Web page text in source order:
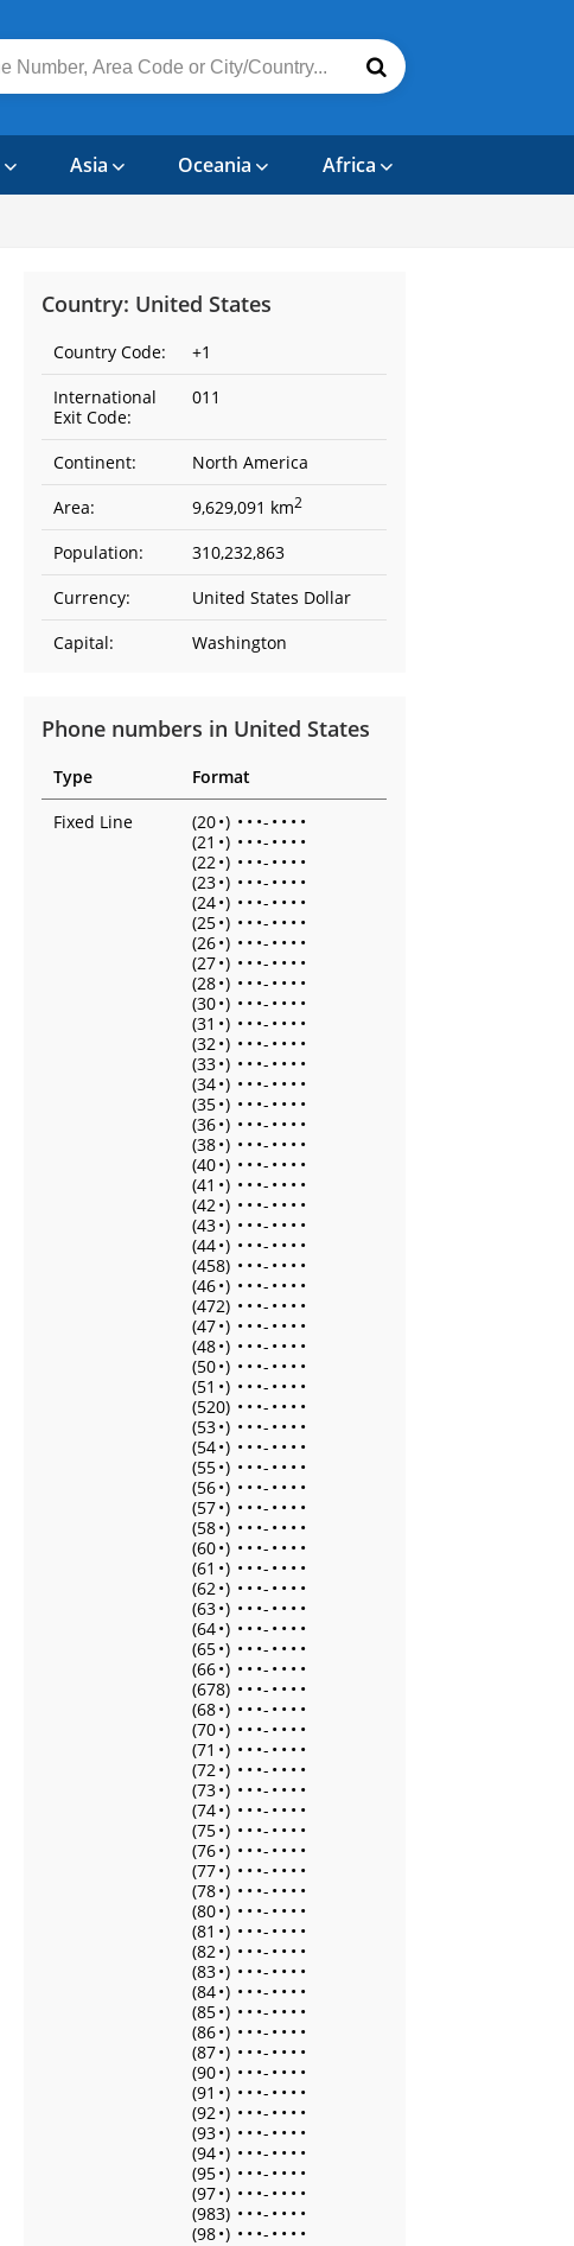
Asia Oceania Africa
Country: United States
Country Code:
+1
International
Exit Code:
011
Continent:
North America
Area:
9,629,091 km2
Population:
310,232,863
Currency:
United States Dollar
Capital:
Washington
Phone numbers in United States
Type
Format
Fixed Line
(20•) • • •- • • • •
(21 •) • • •- • • • •
(22•) • • •- • • • •
(23•) • • •- • • • •
(24•) • • •- • • • •
(25•) • • •- • • • •
(26•) • • •- • • • •
(27•) • • •- • • • •
(28•) • • •- • • • •
(30•) • • •- • • • •
(31 •) • • •- • • • •
(32•) • • •- • • • •
(33•) • • •- • • • •
(34•) • • •- • • • •
(35•) • • •- • • • •
(36•) • • •- • • • •
(38•) • • •- • • • •
(40•) • • •- • • • •
(41 •) • • •- • • • •
(42•) • • •- • • • •
(43•) • • •- • • • •
(44•) • • •- • • • •
(458) • • •- • • • •
(46•) • • •- • • • •
(472) • • •- • • • •
(47•) • • •- • • • •
(48•) • • •- • • • •
(50•) • • •- • • • •
(51 •) • • •- • • • •
(520) • • •- • • • •
(53•) • • •- • • • •
(54•) • • •- • • • •
(55•) • • •- • • • •
(56•) • • •- • • • •
(57•) • • •- • • • •
(58•) • • •- • • • •
(60•) • • •- • • • •
(61 •) • • •- • • • •
(62•) • • •- • • • •
(63•) • • •- • • • •
(64•) • • •- • • • •
(65•) • • •- • • • •
(66•) • • •- • • • •
(678) • • •- • • • •
(68•) • • •- • • • •
(70•) • • •- • • • •
(71 •) • • •- • • • •
(72•) • • •- • • • •
(73•) • • •- • • • •
(74•) • • •- • • • •
(75•) • • •- • • • •
(76•) • • •- • • • •
(77•) • • •- • • • •
(78•) • • •- • • • •
(80•) • • •- • • • •
(81 •) • • •- • • • •
(82•) • • •- • • • •
(83•) • • •- • • • •
(84•) • • •- • • • •
(85•) • • •- • • • •
(86•) • • •- • • • •
(87•) • • •- • • • •
(90•) • • •- • • • •
(91 •) • • •- • • • •
(92•) • • •- • • • •
(93•) • • •- • • • •
(94•) • • •- • • • •
(95•) • • •- • • • •
(97•) • • •- • • • •
(983) • • •- • • • •
(98•) • • •- • • • •